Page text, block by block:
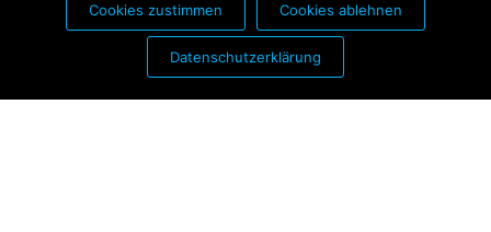
PARTNER FÜR:
Cookies zustimmen Cookies ablehnen
Datenschutzerklärung